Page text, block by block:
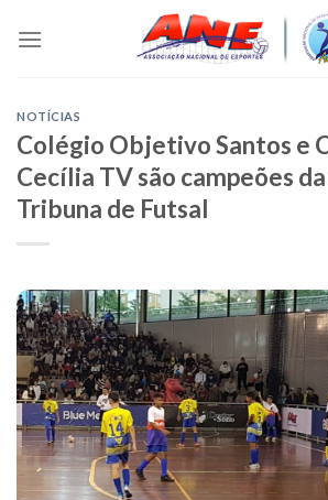
NOTÍCIAS
Colégio Objetivo Santos e
Cecília TV são campeões
Tribuna de Futsal